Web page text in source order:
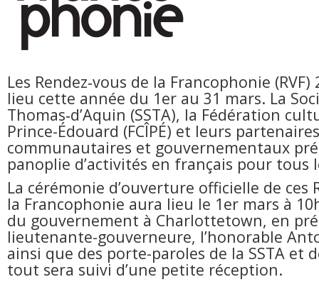
Les Rendez‐vous de la Francophonie
lieu cette année du 1er au 31 mars. La
Thomas‐d’Aquin (SSTA), la Fédération
Prince-Édouard (FCÎPÉ) et leurs partenaires
communautaires et gouvernementaux
panoplie d’activités en français pour tous
La cérémonie d’ouverture officielle de ces
la Francophonie aura lieu le 1er mars à
du gouvernement à Charlottetown, en
lieutenante-gouverneure, l’honorable
ainsi que des porte-paroles de la SSTA et
tout sera suivi d’une petite réception.